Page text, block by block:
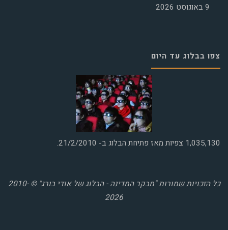
9 באוגוסט 2026
צפו בבלוג עד היום
1,035,130 צפיות מאז פתיחת הבלוג ב- 21/2/2010.
כל הזכויות שמורות "מבקר המדינה - הבלוג של אודי בורג" © 2010-
2026